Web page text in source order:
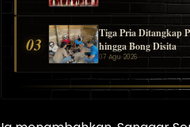
03
Tiga Pria Ditangkap
hingga Bong Disita
07 Agu 2026